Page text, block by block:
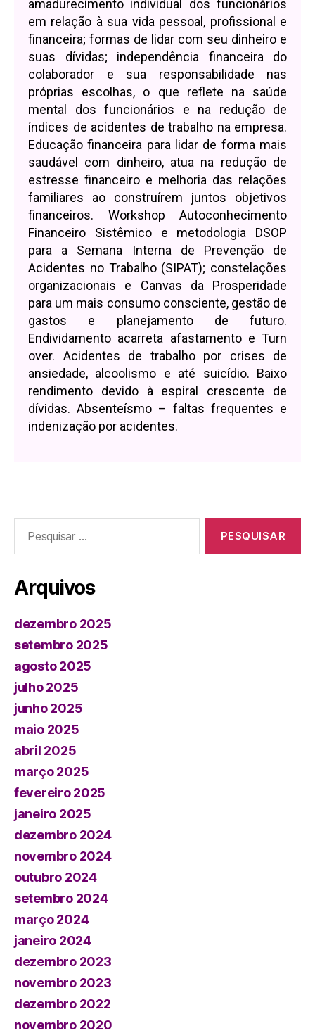
amadurecimento individual dos funcionários
em relação à sua vida pessoal, profissional e
financeira; formas de lidar com seu dinheiro e
suas dívidas; independência financeira do
colaborador e sua responsabilidade nas
próprias escolhas, o que reflete na saúde
mental dos funcionários e na redução de
índices de acidentes de trabalho na empresa.
Educação financeira para lidar de forma mais
saudável com dinheiro, atua na redução de
estresse financeiro e melhoria das relações
familiares ao construírem juntos objetivos
financeiros. Workshop Autoconhecimento
Financeiro Sistêmico e metodologia DSOP
para a Semana Interna de Prevenção de
Acidentes no Trabalho (SIPAT); constelações
organizacionais e Canvas da Prosperidade
para um mais consumo consciente, gestão de
gastos e planejamento de futuro.
Endividamento acarreta afastamento e Turn
over. Acidentes de trabalho por crises de
ansiedade, alcoolismo e até suicídio. Baixo
rendimento devido à espiral crescente de
dívidas. Absenteísmo – faltas frequentes e
indenização por acidentes.
Arquivos
dezembro 2025
setembro 2025
agosto 2025
julho 2025
junho 2025
maio 2025
abril 2025
março 2025
fevereiro 2025
janeiro 2025
dezembro 2024
novembro 2024
outubro 2024
setembro 2024
março 2024
janeiro 2024
dezembro 2023
novembro 2023
dezembro 2022
novembro 2020